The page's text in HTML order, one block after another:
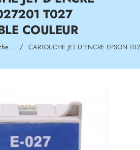
T027
COULEUR
CARTOUCHE JET D'ENCRE EPSON